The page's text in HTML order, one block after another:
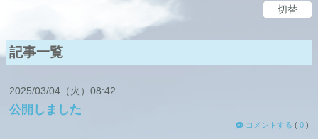
切替
記事一覧
2025 03 04 （火） 08:42
公開しました
コメントする ( 0 )